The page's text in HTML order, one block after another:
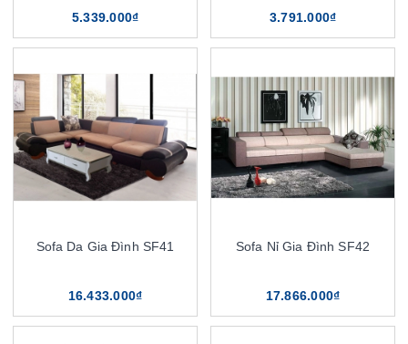
5.339.000₫ 3.791.000₫
Sofa Da Gia Đình SF41
16.433.000₫
Sofa Nỉ Gia Đình SF42
17.866.000₫